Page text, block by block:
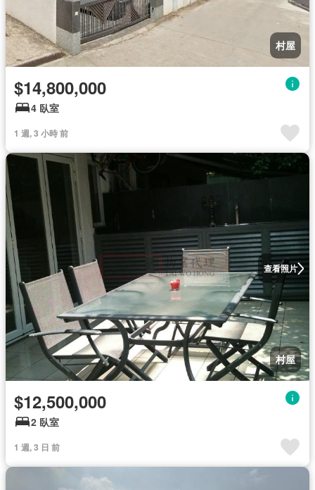
村屋
$14,800,000
4 臥室
1 週, 3 小時 前
查看照片
村屋
$12,500,000
2 臥室
1 週, 3 日 前